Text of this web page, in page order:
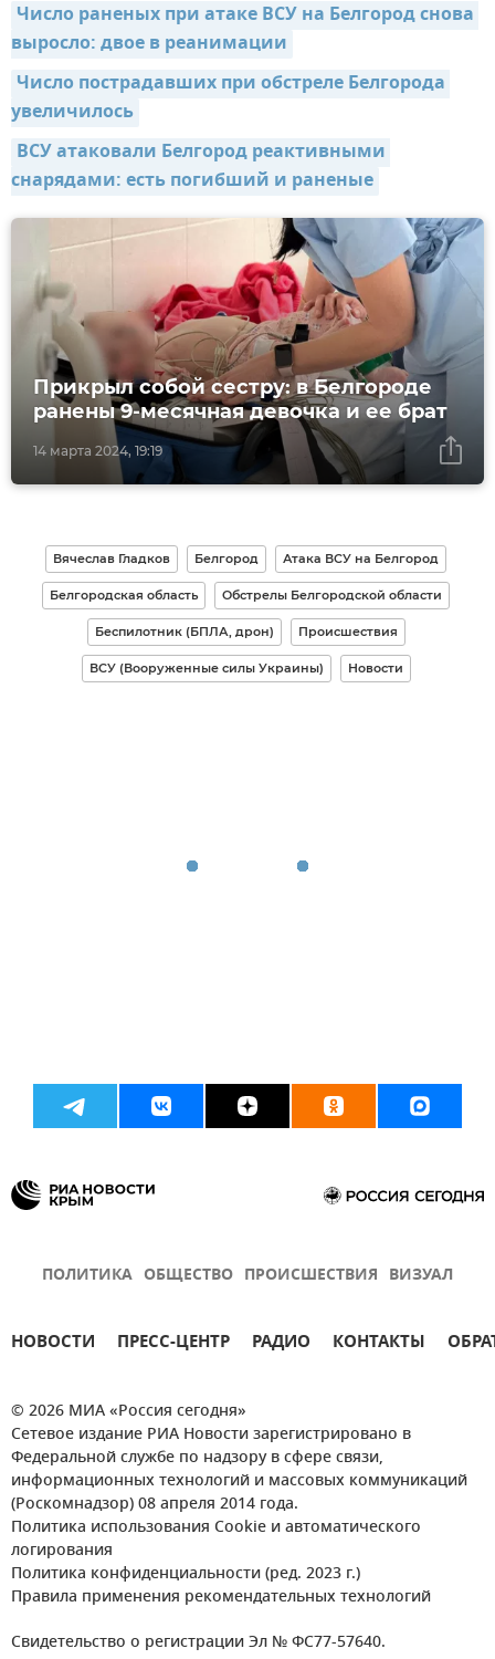
Число раненых при атаке ВСУ на Белгород снова
выросло: двое в реанимации
Число пострадавших при обстреле Белгорода
увеличилось
ВСУ атаковали Белгород реактивными
снарядами: есть погибший и раненые
14 марта 2024, 19:19
Прикрыл собой сестру: в Белгороде
ранены 9-месячная девочка и ее брат
Вячеслав Гладков Белгород Атака ВСУ на Белгород
Белгородская область Обстрелы Белгородской области
Беспилотник (БПЛА, дрон) Происшествия
ВСУ (Вооруженные силы Украины) Новости
ПОЛИТИКА ОБЩЕСТВО ПРОИСШЕСТВИЯ ВИЗУАЛ
НОВОСТИ ПРЕСС-ЦЕНТР РАДИО КОНТАКТЫ
© 2026 МИА «Россия сегодня»
Сетевое издание РИА Новости зарегистрировано в
Федеральной службе по надзору в сфере связи,
информационных технологий и массовых коммуникаций
(Роскомнадзор) 08 апреля 2014 года.
Политика использования Cookie и автоматического
логирования
Политика конфиденциальности (ред. 2023 г.)
Правила применения рекомендательных технологий
Свидетельство о регистрации Эл № ФС77-57640.